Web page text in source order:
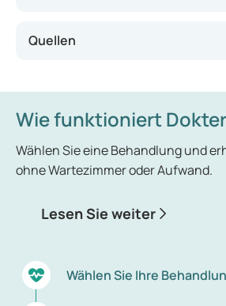
Wechseljahresbeschwerden
Chemotherapie erhalten haben,
Menopause früher eintreten.
Frauen, die rauchen.
Quellen
Wie funktioniert
Wählen Sie eine Behandlung und
ohne Wartezimmer oder Aufwand.
Lesen Sie weiter
Wählen Sie Ihre